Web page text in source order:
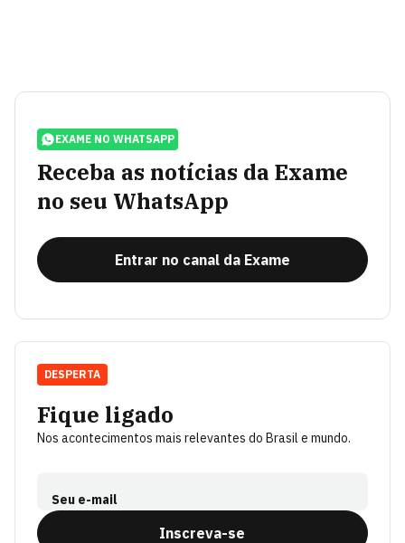
EXAME NO WHATSAPP
Receba as notícias da Exame
no seu WhatsApp
Entrar no canal da Exame
Fique ligado
Nos acontecimentos mais relevantes do Brasil e mundo.
Seu e-mail
Inscreva-se
DESPERTA